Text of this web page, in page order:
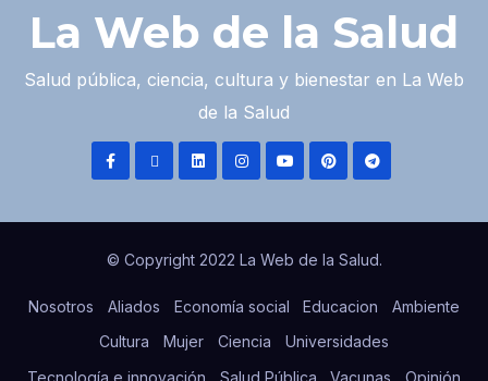
La Web de la Salud
Salud pública, ciencia, cultura y bienestar en La Web
de la Salud
© Copyright 2022 La Web de la Salud.
Nosotros Aliados Economía social Educacion
Ambiente
Cultura
Mujer Ciencia
Universidades